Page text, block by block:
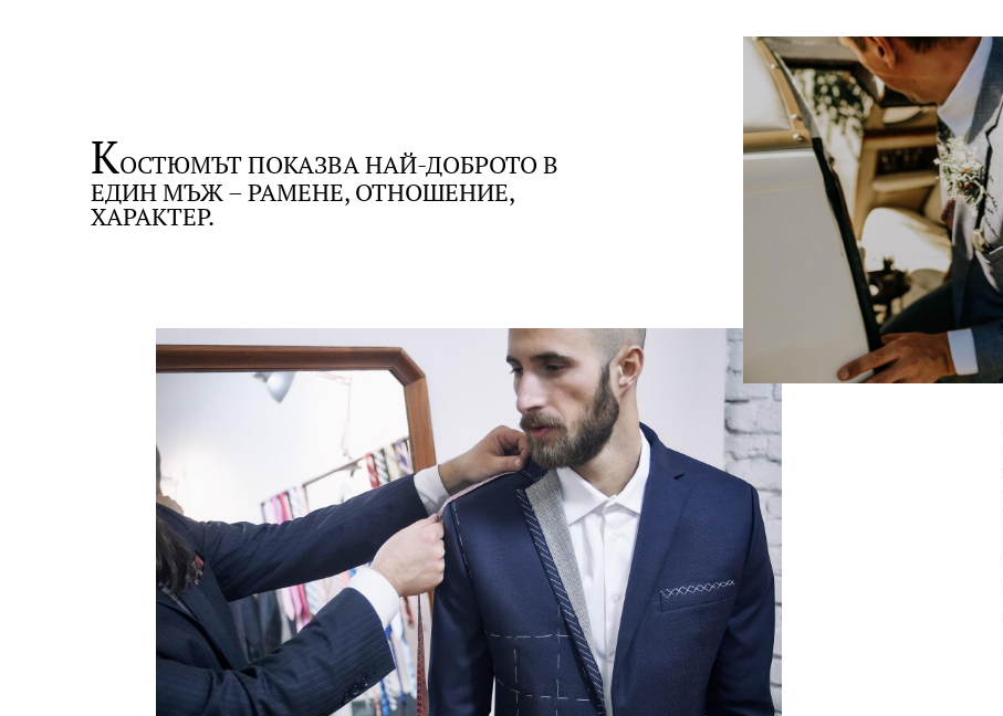
КОСТЮМЪТ ПОКАЗВА НАЙ-ДОБРОТО В
ЕДИН МЪЖ – РАМЕНЕ, ОТНОШЕНИЕ,
ХАРАКТЕР.